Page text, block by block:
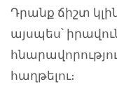
Դրանք ճիշտ
այսպես՝
հաղթելու։